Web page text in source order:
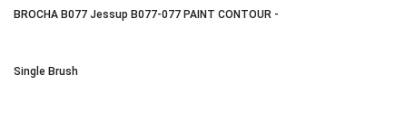
BROCHA B077 Jessup B077-077 PAINT CONTOUR -
Single Brush